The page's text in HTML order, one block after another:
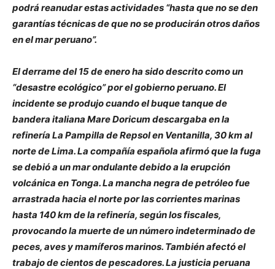
podrá reanudar estas actividades “hasta que no se den
garantías técnicas de que no se producirán otros daños
en el mar peruano”.
El derrame del 15 de enero ha sido descrito como un
“desastre ecológico” por el gobierno peruano. El
incidente se produjo cuando el buque tanque de
bandera italiana Mare Doricum descargaba en la
refinería La Pampilla de Repsol en Ventanilla, 30 km al
norte de Lima. La compañía española afirmó que la fuga
se debió a un mar ondulante debido a la erupción
volcánica en Tonga. La mancha negra de petróleo fue
arrastrada hacia el norte por las corrientes marinas
hasta 140 km de la refinería, según los fiscales,
provocando la muerte de un número indeterminado de
peces, aves y mamíferos marinos. También afectó el
trabajo de cientos de pescadores. La justicia peruana